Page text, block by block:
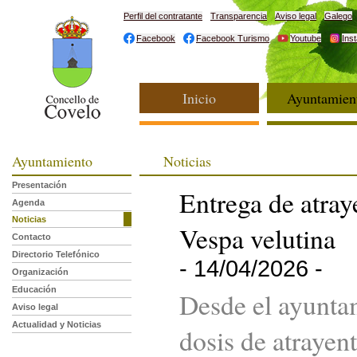
Perfil del contratante Transparencia Aviso legal Galego
Facebook Facebook Turismo Youtube
Inicio
Ayuntamiento
Presentación
Agenda
Noticias
Contacto
Directorio Telefónico
Organización
Educación
Aviso legal
Actualidad y Noticias
Noticias
Entrega de
Vespa velutina
- 14/04/2026 -
Desde el
dosis de